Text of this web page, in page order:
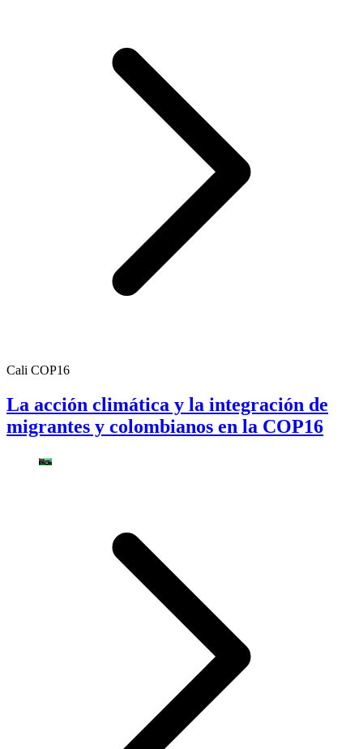
Cali COP16
La acción climática y la integración de
migrantes y colombianos en la COP16